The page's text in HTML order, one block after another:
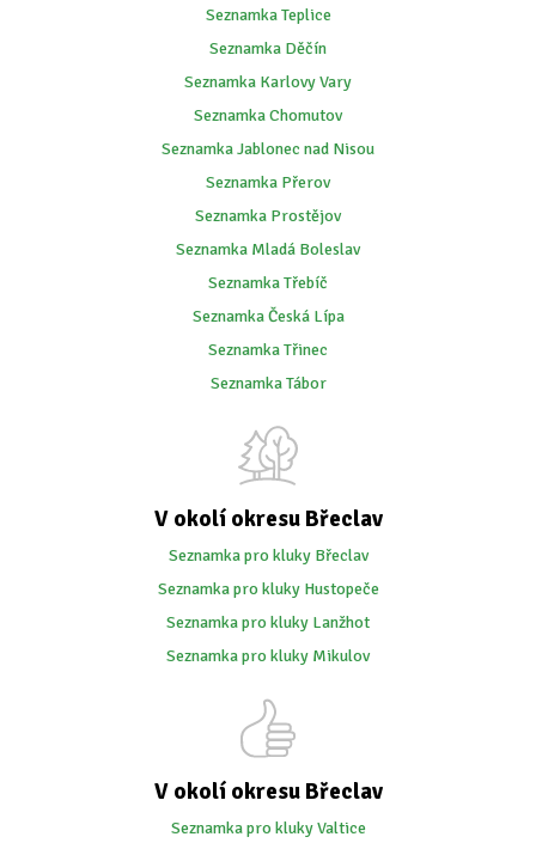
Seznamka Teplice
Seznamka Děčín
Seznamka Karlovy Vary
Seznamka Chomutov
Seznamka Jablonec nad Nisou
Seznamka Přerov
Seznamka Prostějov
Seznamka Mladá Boleslav
Seznamka Třebíč
Seznamka Česká Lípa
Seznamka Třinec
Seznamka Tábor
V okolí okresu Břeclav
Seznamka pro kluky Břeclav
Seznamka pro kluky Hustopeče
Seznamka pro kluky Lanžhot
Seznamka pro kluky Mikulov
V okolí okresu Břeclav
Seznamka pro kluky Valtice